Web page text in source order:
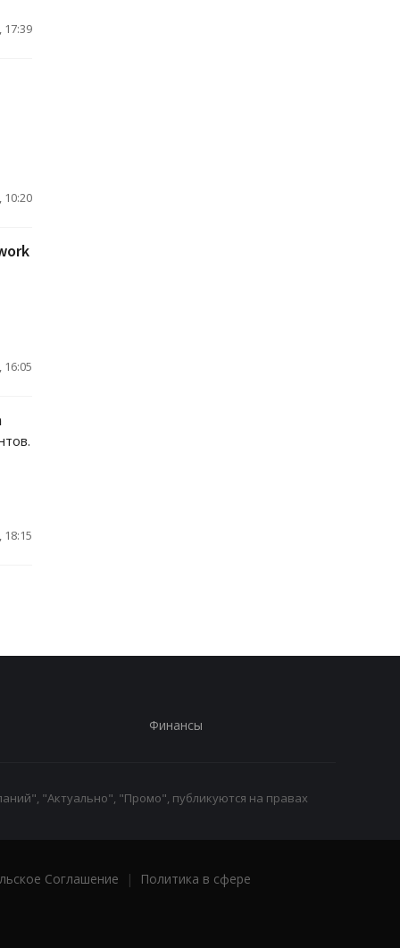
17:39
10:20
18:15
Финансы
"Актуально", "Промо", публикуются на правах
Соглашение |
Политика в сфере